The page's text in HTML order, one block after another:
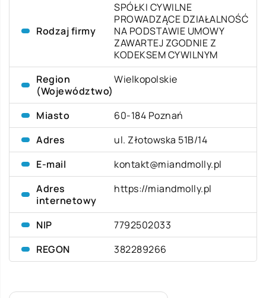
Rodzaj firmy
SPÓŁKI CYWILNE
PROWADZĄCE DZIAŁALNOŚĆ
NA PODSTAWIE UMOWY
ZAWARTEJ ZGODNIE Z
KODEKSEM CYWILNYM
Region
(Województwo)
Wielkopolskie
Miasto
60-184 Poznań
Adres
ul. Złotowska 51B/14
E-mail
kontakt@miandmolly.pl
Adres
internetowy
https://miandmolly.pl
NIP
7792502033
REGON
382289266